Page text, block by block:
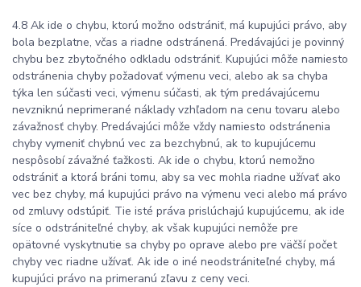
4.8 Ak ide o chybu, ktorú možno odstrániť, má kupujúci právo, aby
bola bezplatne, včas a riadne odstránená. Predávajúci je povinný
chybu bez zbytočného odkladu odstrániť. Kupujúci môže namiesto
odstránenia chyby požadovať výmenu veci, alebo ak sa chyba
týka len súčasti veci, výmenu súčasti, ak tým predávajúcemu
nevzniknú neprimerané náklady vzhľadom na cenu tovaru alebo
závažnosť chyby. Predávajúci môže vždy namiesto odstránenia
chyby vymeniť chybnú vec za bezchybnú, ak to kupujúcemu
nespôsobí závažné ťažkosti. Ak ide o chybu, ktorú nemožno
odstrániť a ktorá bráni tomu, aby sa vec mohla riadne užívať ako
vec bez chyby, má kupujúci právo na výmenu veci alebo má právo
od zmluvy odstúpiť. Tie isté práva prislúchajú kupujúcemu, ak ide
síce o odstrániteľné chyby, ak však kupujúci nemôže pre
opätovné vyskytnutie sa chyby po oprave alebo pre väčší počet
chyby vec riadne užívať. Ak ide o iné neodstrániteľné chyby, má
kupujúci právo na primeranú zľavu z ceny veci.